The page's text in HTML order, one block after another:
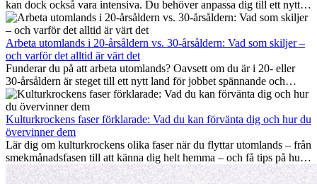
kan dock också vara intensiva. Du behöver anpassa dig till ett nytt
jobb, bygga ett socialt nätverk, förstå kulturen och hantera
hemlängtan. Denna expat-guide visar hur du kan utnyttja dina första
månader utomlands på bästa sätt, så att du blir framgångsrik i arbetet
och utvecklas personligt. Om du följer dessa tips blir det lättare att
arbeta utomlands och du kan njuta av din utlandserfarenhet från
början.
Arbeta utomlands i 20-årsåldern vs. 30-årsåldern: Vad som skiljer –
och varför det alltid är värt det
Funderar du på att arbeta utomlands? Oavsett om du är i 20- eller
30-årsåldern är steget till ett nytt land för jobbet spännande och
ibland utmanande. Många undrar om åldern spelar någon roll.
Sanningen är: internationell erfarenhet är alltid värdefull. Den kan
driva din karriär framåt, främja personlig utveckling och ge dig
värdefulla kulturella insikter som kan förändra ditt liv.
Kulturkrockens faser förklarade: Vad du kan förvänta dig och hur du
övervinner dem
Lär dig om kulturkrockens olika faser när du flyttar utomlands – från
smekmånadsfasen till att känna dig helt hemma – och få tips på hur
du kan hantera utmaningar och växa som person.